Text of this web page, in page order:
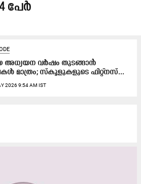
പേർ
അധ്യയന വർഷം തുടങ്ങാൻ
മാത്രം; സ്കൂളുകളുടെ ഫിറ്റ്നസ്...
2026 9:54 AM IST